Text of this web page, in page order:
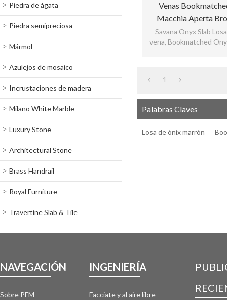
Piedra de ágata
Piedra semipreciosa
Mármol
Azulejos de mosaico
Incrustaciones de madera
Milano White Marble
Luxury Stone
Architectural Stone
Brass Handrail
Royal Furniture
Travertine Slab & Tile
Venas
Macchia Aperta
Pared
Savana Onyx Slab
vena, Bookmatched
1
Palabras Claves
Losa de ónix marrón
NAVEGACIÓN
Sobre PFM
INGENIERÍA
Facciate y al aire libre